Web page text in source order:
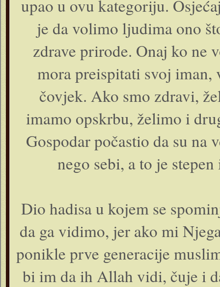
upao u ovu kategoriju.
je da volimo ljudima ono
zdrave prirode. Onaj ko ne
mora preispitati svoj
čovjek. Ako smo zdravi,
imamo opskrbu, želimo i
Gospodar počastio da su na
nego sebi, a to je
Dio hadisa u kojem se
da ga vidimo, jer ako mi
ponikle prve generacije
bi im da ih Allah vidi, čuje i